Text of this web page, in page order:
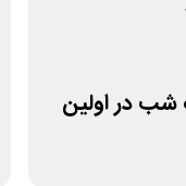
شب در اولین